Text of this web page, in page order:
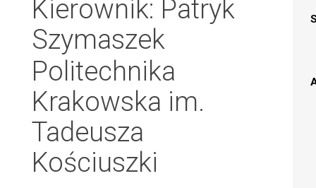
Kierownik: Patryk
Szymaszek
Politechnika
Krakowska im.
Tadeusza
Kościuszki